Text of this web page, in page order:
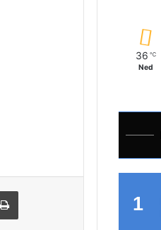
36 ℃
Ned